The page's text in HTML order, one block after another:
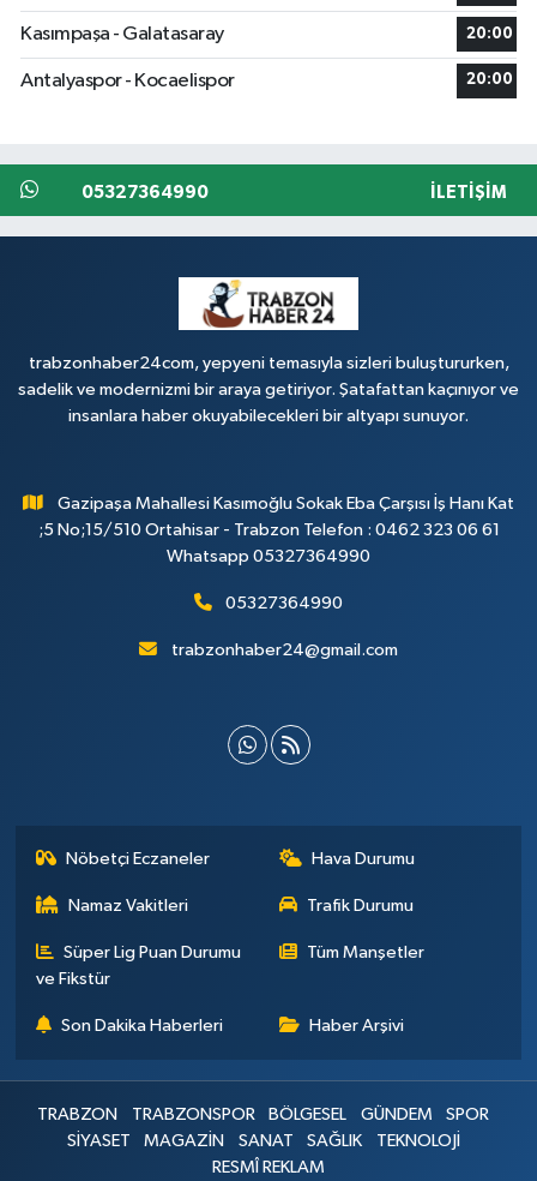
Kasımpaşa - Galatasaray 20:00
Antalyaspor - Kocaelispor 20:00
05327364990 İLETIŞIM
trabzonhaber24com, yepyeni temasıyla sizleri buluştururken,
sadelik ve modernizmi bir araya getiriyor. Şatafattan kaçınıyor ve
insanlara haber okuyabilecekleri bir altyapı sunuyor.
Gazipaşa Mahallesi Kasımoğlu Sokak Eba Çarşısı İş Hanı Kat
;5 No;15/510 Ortahisar - Trabzon Telefon : 0462 323 06 61
Whatsapp 05327364990
05327364990
trabzonhaber24@gmail.com
Nöbetçi Eczaneler Hava Durumu
Namaz Vakitleri Trafik Durumu
Süper Lig Puan Durumu
ve Fikstür
Tüm Manşetler
Son Dakika Haberleri Haber Arşivi
TRABZON TRABZONSPOR BÖLGESEL GÜNDEM
SPOR
SİYASET
MAGAZİN SANAT SAĞLIK
TEKNOLOJİ
RESMÎ REKLAM